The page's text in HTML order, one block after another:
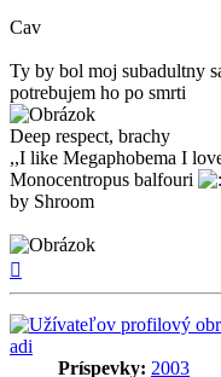
Cav
Ty by bol moj subadultny
potrebujem ho po smrti
Deep respect, brachy
,,I like Megaphobema I
Monocentropus balfouri
by Shroom
adi
Príspevky: 2003